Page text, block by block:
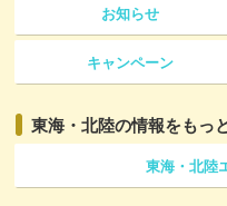
お知らせ
キャンペーン
東海・北陸の情報をもっ
東海・北陸